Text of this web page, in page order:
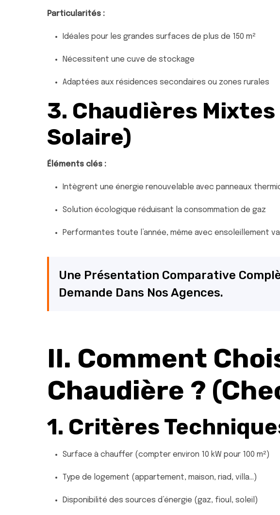
Particularités :
Idéales pour les grandes surfaces de plus de 150 m²
Nécessitent une cuve de stockage
Adaptées aux résidences secondaires ou zones rurales
3. Chaudières Mixtes
Solaire)
Éléments clés :
Intègrent une énergie renouvelable avec panneaux
Solution écologique réduisant la consommation de gaz
Performantes toute l’année, même avec ensoleillement
Une Présentation Comparative
Demande Dans Nos Agences.
II. Comment
Chaudière ?
1. Critères
Surface à chauffer (compter environ 10 kW pour 100 m²)
Type de logement (appartement, maison, riad, villa…)
Disponibilité des sources d’énergie (gaz, fioul, soleil)